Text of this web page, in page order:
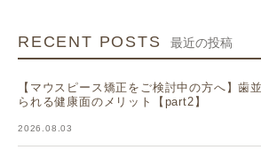
RECENT POSTS 最近の投稿
【マウスピース矯正をご検討中の方へ】歯
られる健康面のメリット【part2】
2026.08.03